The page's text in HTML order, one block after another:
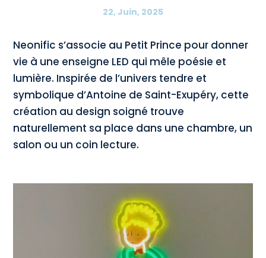
22, Juin, 2025
Neonific s’associe au Petit Prince pour donner
vie à une enseigne LED qui mêle poésie et
lumière. Inspirée de l’univers tendre et
symbolique d’Antoine de Saint-Exupéry, cette
création au design soigné trouve
naturellement sa place dans une chambre, un
salon ou un coin lecture.